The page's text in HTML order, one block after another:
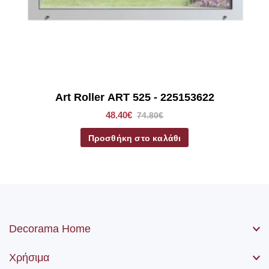
Art Roller ART 525 - 225153622
48.40€ 74.80€
Προσθήκη στο καλάθι
Decorama Home
Χρήσιμα